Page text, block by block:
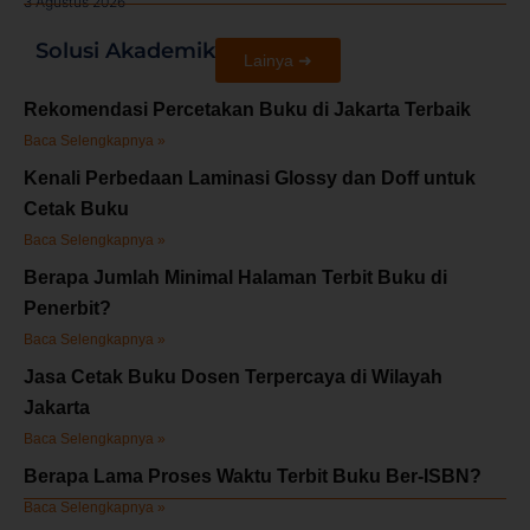
Solusi Akademik Lainya ➜
Rekomendasi Percetakan Buku di Jakarta Terbaik
Baca Selengkapnya »
Kenali Perbedaan Laminasi Glossy dan Doff untuk
Cetak Buku
Baca Selengkapnya »
Berapa Jumlah Minimal Halaman Terbit Buku di
Penerbit?
Baca Selengkapnya »
Jasa Cetak Buku Dosen Terpercaya di Wilayah
Jakarta
Baca Selengkapnya »
Berapa Lama Proses Waktu Terbit Buku Ber-ISBN?
Baca Selengkapnya »